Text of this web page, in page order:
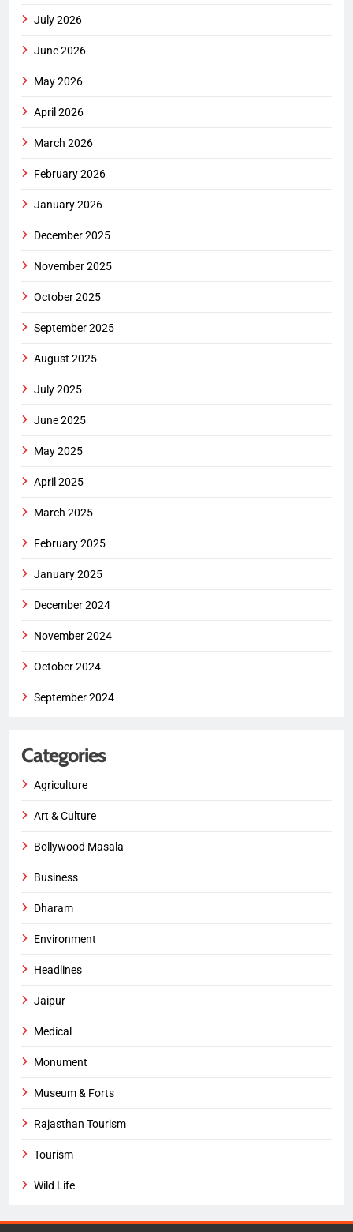
July 2026
June 2026
May 2026
April 2026
March 2026
February 2026
January 2026
December 2025
November 2025
October 2025
September 2025
August 2025
July 2025
June 2025
May 2025
April 2025
March 2025
February 2025
January 2025
December 2024
November 2024
October 2024
September 2024
Categories
Agriculture
Art & Culture
Bollywood Masala
Business
Dharam
Environment
Headlines
Jaipur
Medical
Monument
Museum & Forts
Rajasthan Tourism
Tourism
Wild Life